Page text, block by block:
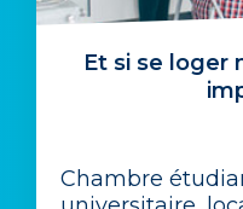
Et si se loger
Chambre